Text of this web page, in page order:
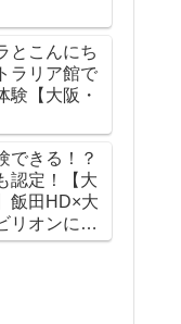
とこんにち
ラリア館で
験【大阪・
できる！？
認定！【大
飯田HD×大
リオンに行